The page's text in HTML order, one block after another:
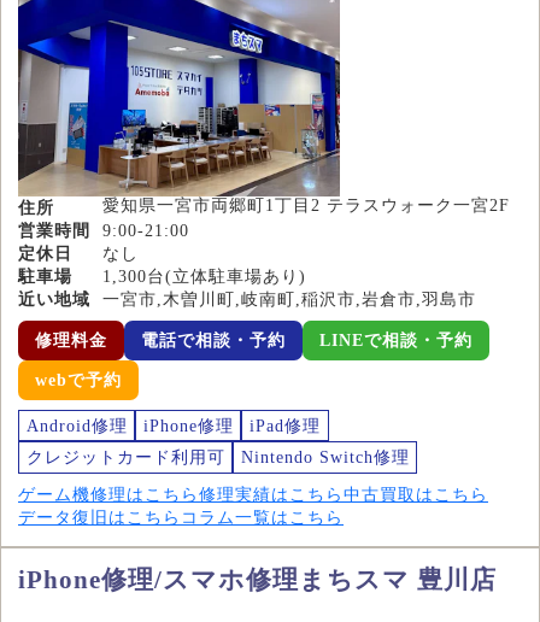
住所
愛知県一宮市両郷町1丁目2 テラスウォーク一宮2F
営業時間
9:00-21:00
定休日
なし
駐車場
1,300台(立体駐車場あり)
近い地域
一宮市,木曽川町,岐南町,稲沢市,岩倉市,羽島市
修理料金 電話で相談・予約 LINEで相談・予約
webで予約
Android修理 iPhone修理
iPad修理
クレジットカード利用可
Nintendo Switch修理
ゲーム機修理はこちら 修理実績はこちら 中古買取はこちら
データ復旧はこちら コラム一覧はこちら
iPhone修理/スマホ修理まちスマ 豊川店